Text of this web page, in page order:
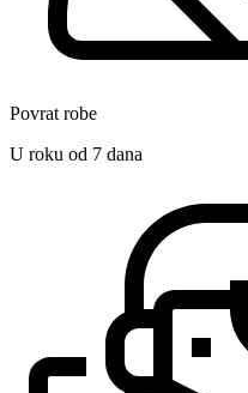
Povrat robe
U roku od 7 dana